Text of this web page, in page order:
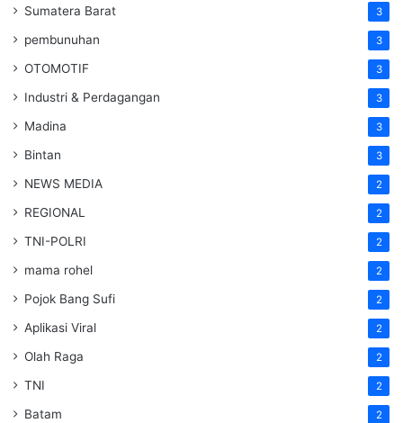
Sumatera Barat 3
pembunuhan 3
OTOMOTIF 3
Industri & Perdagangan 3
Madina 3
Bintan 3
NEWS MEDIA 2
REGIONAL 2
TNI-POLRI 2
mama rohel 2
Pojok Bang Sufi 2
Aplikasi Viral 2
Olah Raga 2
TNI 2
Batam 2